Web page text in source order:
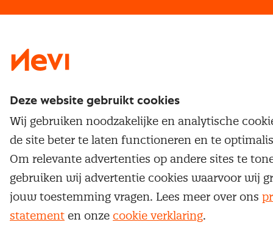
Nevi 2
Deze website gebruikt cookies
Wij gebruiken noodzakelijke en analytische
de site beter te laten functioneren en te
Om relevante advertenties op andere sites te
gebruiken wij advertentie cookies waarvoor wij
jouw toestemming vragen. Lees meer over ons
statement en onze cookie verklaring.